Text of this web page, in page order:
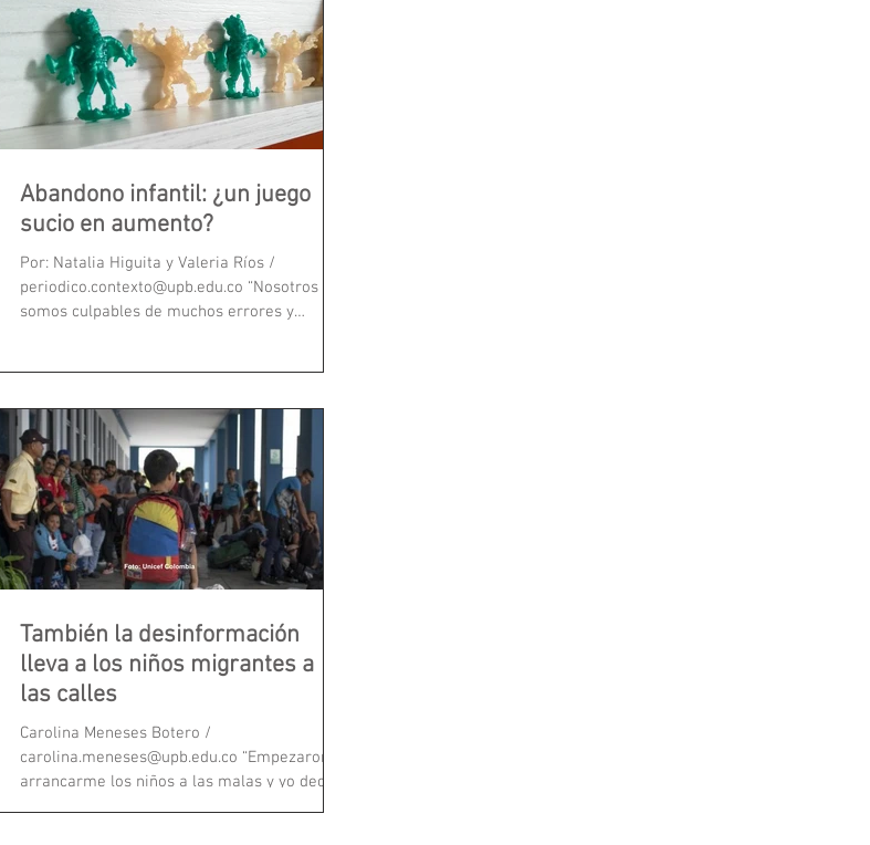
Abandono infantil: ¿un juego
sucio en aumento?
Por: Natalia Higuita y Valeria Ríos /
periodico.contexto@upb.edu.co “Nosotros
somos culpables de muchos errores y
También la desinformación
lleva a los niños migrantes a
las calles
Carolina Meneses Botero /
carolina.meneses@upb.edu.co “Empezaron a
arrancarme los niños a las malas y yo decía